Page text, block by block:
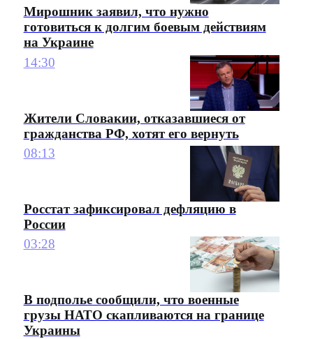
Мирошник заявил, что нужно
готовиться к долгим боевым действиям
на Украине
14:30
Жители Словакии, отказавшиеся от
гражданства РФ, хотят его вернуть
08:13
Росстат зафиксировал дефляцию в
России
03:28
В подполье сообщили, что военные
грузы НАТО скапливаются на границе
Украины